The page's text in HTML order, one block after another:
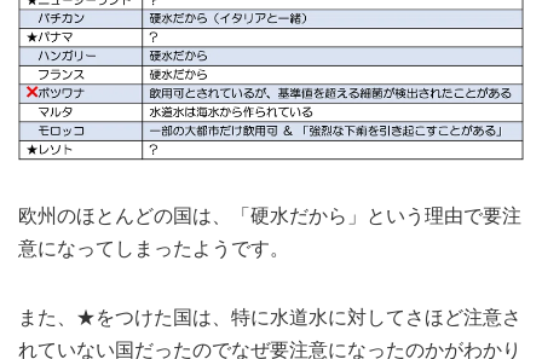
欧州のほとんどの国は、「硬水だから」という理由で要注
意になってしまったようです。
また、★をつけた国は、特に水道水に対してさほど注意さ
れていない国だったのでなぜ要注意になったのかがわかり